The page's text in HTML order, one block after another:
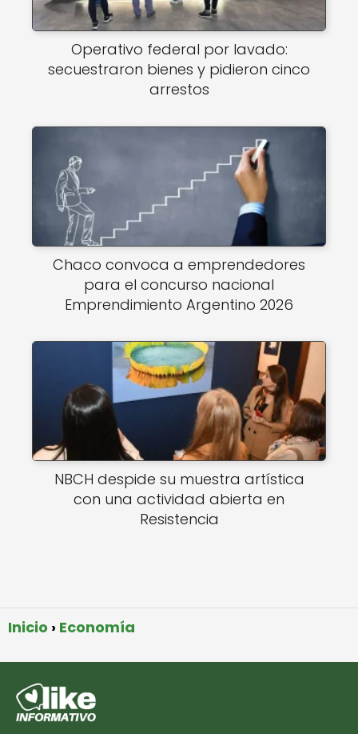
Operativo federal por lavado:
secuestraron bienes y pidieron cinco
arrestos
Chaco convoca a emprendedores
para el concurso nacional
Emprendimiento Argentino 2026
NBCH despide su muestra artística
con una actividad abierta en
Resistencia
Inicio Economía